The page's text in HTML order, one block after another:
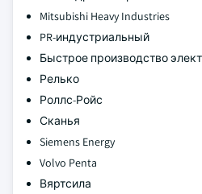
Mitsubishi Heavy Industries
PR-индустриальный
Быстрое производство
Релько
Роллс-Ройс
Сканья
Siemens Energy
Volvo Penta
Вяртсила